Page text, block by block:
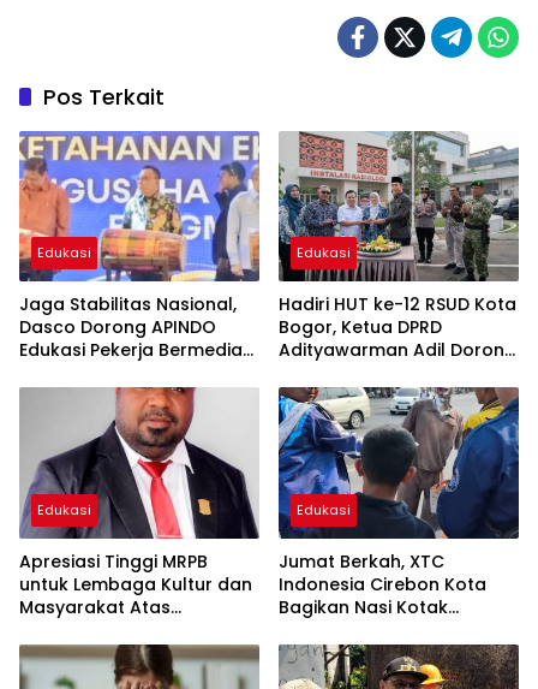
Pos Terkait
Edukasi
Jaga Stabilitas Nasional,
Dasco Dorong APINDO
Edukasi Pekerja Bermedia
Edukasi
Hadiri HUT ke-12 RSUD Kota
Bogor, Ketua DPRD
Adityawarman Adil Dorong
Pelayanan Kesehatan
Edukasi
Apresiasi Tinggi MRPB
untuk Lembaga Kultur dan
Masyarakat Atas
Edukasi
Jumat Berkah, XTC
Indonesia Cirebon Kota
Bagikan Nasi Kotak